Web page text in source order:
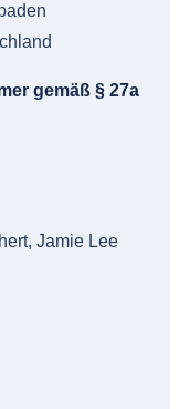
gemäß § 27a
Jamie Lee